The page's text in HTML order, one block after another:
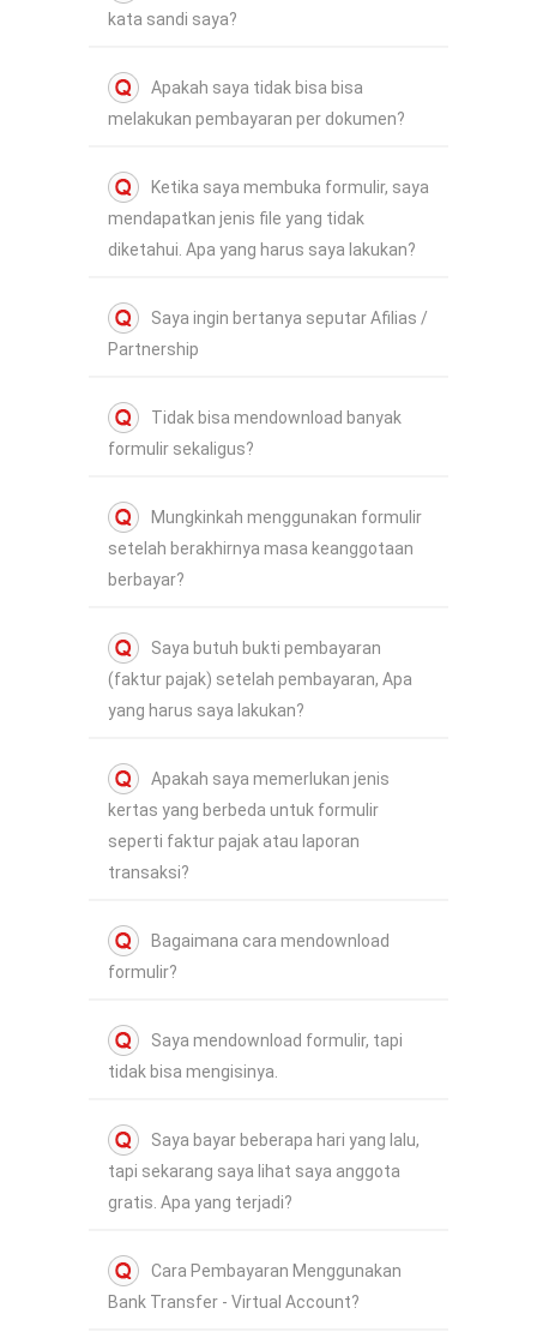
kata sandi saya?
Apakah saya tidak bisa bisa
melakukan pembayaran per dokumen?
Ketika saya membuka formulir, saya
mendapatkan jenis file yang tidak
diketahui. Apa yang harus saya lakukan?
Saya ingin bertanya seputar Afilias /
Partnership
Tidak bisa mendownload banyak
formulir sekaligus?
Mungkinkah menggunakan formulir
setelah berakhirnya masa keanggotaan
berbayar?
Saya butuh bukti pembayaran
(faktur pajak) setelah pembayaran, Apa
yang harus saya lakukan?
Apakah saya memerlukan jenis
kertas yang berbeda untuk formulir
seperti faktur pajak atau laporan
transaksi?
Bagaimana cara mendownload
formulir?
Saya mendownload formulir, tapi
tidak bisa mengisinya.
Saya bayar beberapa hari yang lalu,
tapi sekarang saya lihat saya anggota
gratis. Apa yang terjadi?
Cara Pembayaran Menggunakan
Bank Transfer - Virtual Account?